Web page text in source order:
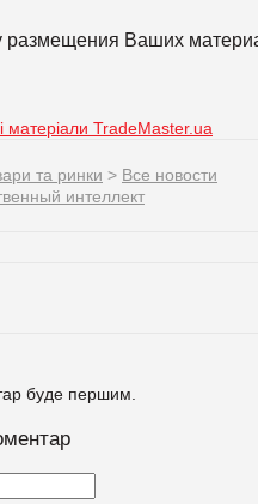
размещения Ваших
матеріали TradeMaster.ua
та ринки > Все новости
интеллект
буде першим.